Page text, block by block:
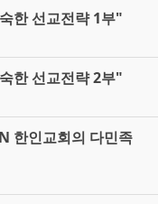
한 선교전략 1부"
한 선교전략 2부"
한인교회의 다민족